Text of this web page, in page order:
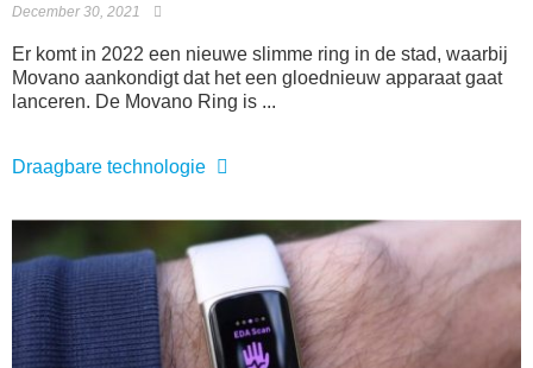
December 30, 2021
Er komt in 2022 een nieuwe slimme ring in de stad, waarbij
Movano aankondigt dat het een gloednieuw apparaat gaat
lanceren. De Movano Ring is ...
Draagbare technologie